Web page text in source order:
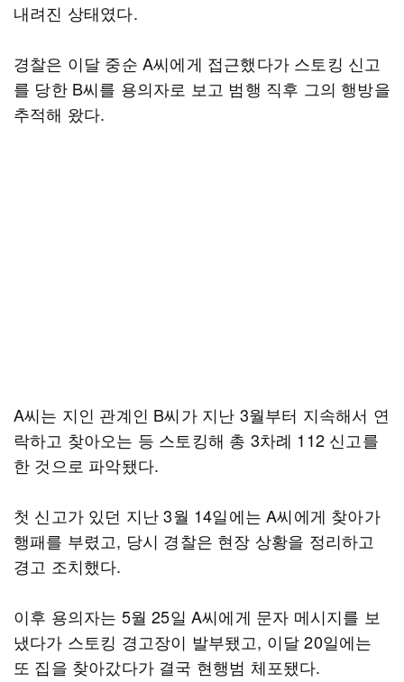
내려진 상태였다.
경찰은 이달 중순 A씨에게 접근했다가 스토킹 신고
를 당한 B씨를 용의자로 보고 범행 직후 그의 행방을
추적해 왔다.
A씨는 지인 관계인 B씨가 지난 3월부터 지속해서 연
락하고 찾아오는 등 스토킹해 총 3차례 112 신고를
한 것으로 파악됐다.
첫 신고가 있던 지난 3월 14일에는 A씨에게 찾아가
행패를 부렸고, 당시 경찰은 현장 상황을 정리하고
경고 조치했다.
이후 용의자는 5월 25일 A씨에게 문자 메시지를 보
냈다가 스토킹 경고장이 발부됐고, 이달 20일에는
또 집을 찾아갔다가 결국 현행범 체포됐다.